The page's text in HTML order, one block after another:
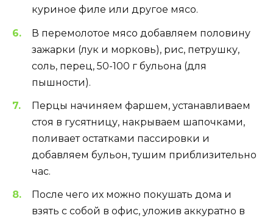
куриное филе или другое мясо.
В перемолотое мясо добавляем половину
зажарки (лук и морковь), рис, петрушку,
соль, перец, 50-100 г бульона (для
пышности).
Перцы начиняем фаршем, устанавливаем
стоя в гусятницу, накрываем шапочками,
поливает остатками пассировки и
добавляем бульон, тушим приблизительно
час.
После чего их можно покушать дома и
взять с собой в офис, уложив аккуратно в